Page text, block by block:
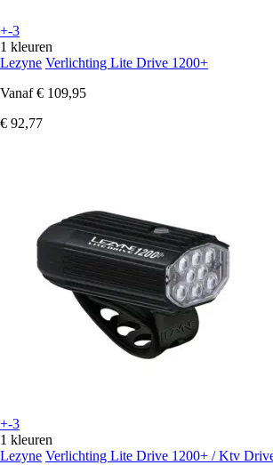
+-3
1 kleuren
Lezyne Verlichting Lite Drive 1200+
Vanaf € 109,95
€ 92,77
+-3
1 kleuren
Lezyne Verlichting Lite Drive 1200+ / Ktv